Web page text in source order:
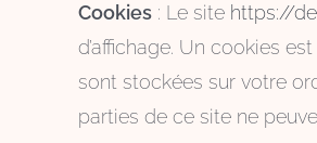
Cookies : Le site https://
d’affichage. Un cookies
sont stockées sur votre
parties de ce site ne